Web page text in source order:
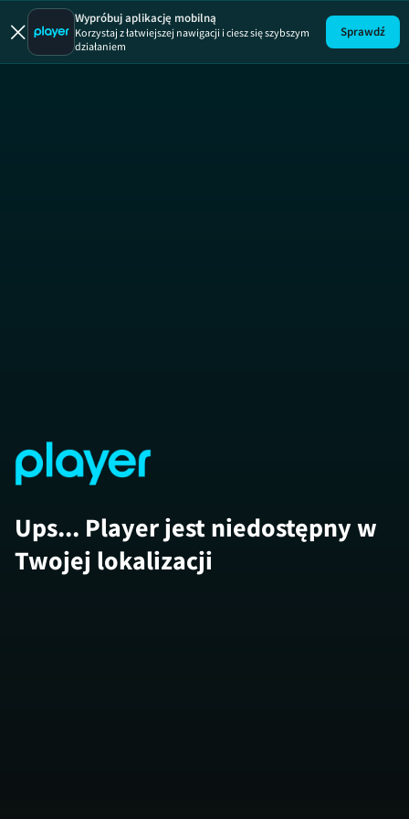
Sydney |
Wypróbuj aplikację mobilną
Korzystaj z łatwiejszej nawigacji i ciesz się szybszym
działaniem
Sprawdź
Ups... Player jest niedostępny w
Twojej lokalizacji